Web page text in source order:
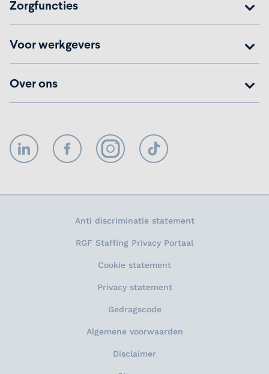
Zorgfuncties
Voor werkgevers
Over ons
LinkedIn FacebookInstagramTikTok
Anti discriminatie statement
RGF Staffing Privacy Portaal
Cookie statement
Privacy statement
Gedragscode
Algemene voorwaarden
Disclaimer